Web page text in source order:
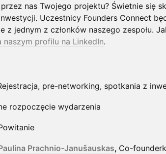
nas Twojego projektu? Świetnie się
Uczestnicy Founders Connect
z jednym z członków naszego zespołu.
naszym profilu na LinkedIn.
pre-networking, spotkania z
rozpoczęcie wydarzenia
Prachnio-Janušauskas, Co-